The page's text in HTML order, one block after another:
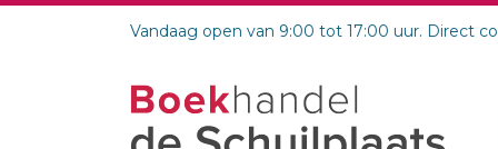
Vandaag open van 9:00 tot 17:00 uur. Direct